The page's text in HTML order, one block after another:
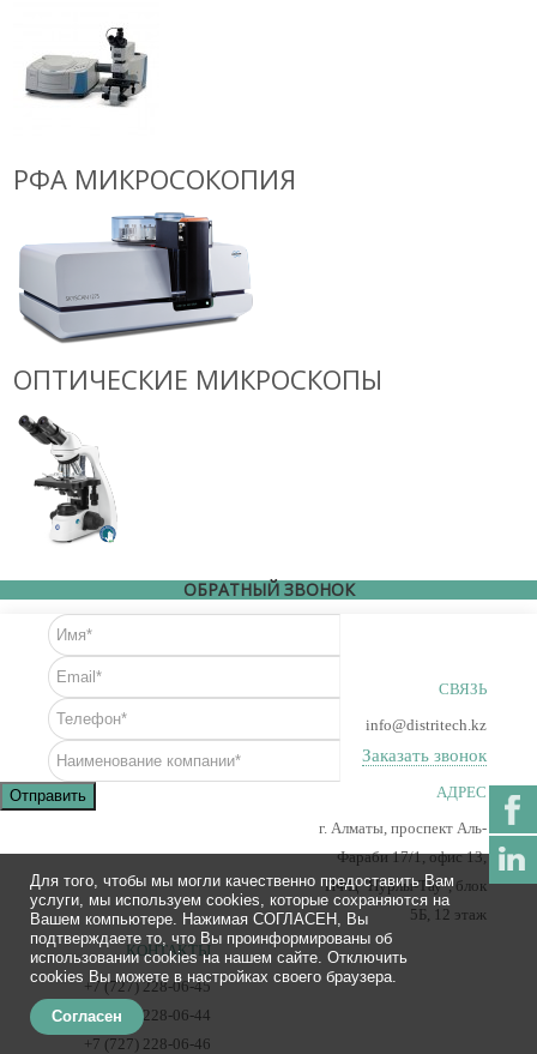
Для того, чтобы мы могли качественно предоставить Вам
услуги, мы используем cookies, которые сохраняются на
Вашем компьютере. Нажимая СОГЛАСЕН, Вы
подтверждаете то, что Вы проинформированы об
использовании cookies на нашем сайте. Отключить
cookies Вы можете в настройках своего браузера.
Согласен
РФА МИКРОСОКОПИЯ
ОПТИЧЕСКИЕ МИКРОСКОПЫ
ОБРАТНЫЙ ЗВОНОК
Отправить
СВЯЗЬ
info@distritech.kz
Заказать звонок
АДРЕС
г. Алматы, проспект Аль-
Фараби 17/1, офис 13,
ПФЦ "Нурлы-Тау", блок
5Б, 12 этаж
КОНТАКТЫ
+7 (727) 228-06-45
+7 (727) 228-06-44
+7 (727) 228-06-46